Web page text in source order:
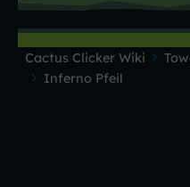
Cactus Clicker Wiki
Inferno Pfeil